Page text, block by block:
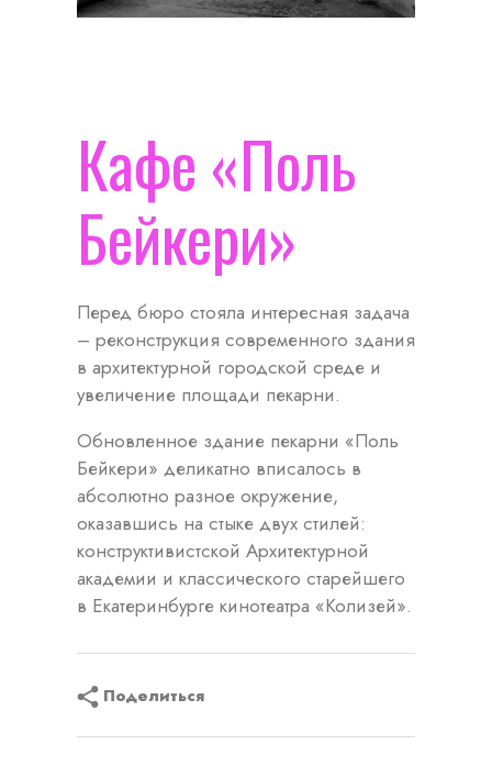
Кафе «Поль
Бейкери»
Перед бюро стояла интересная задача
– реконструкция современного здания
в архитектурной городской среде и
увеличение площади пекарни.
Обновленное здание пекарни «Поль
Бейкери» деликатно вписалось в
абсолютно разное окружение,
оказавшись на стыке двух стилей:
конструктивистской Архитектурной
академии и классического старейшего
в Екатеринбурге кинотеатра «Колизей».
Поделиться